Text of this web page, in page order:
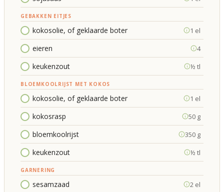
GEBAKKEN EITJES
kokosolie, of geklaarde boter 1 el
eieren 4
keukenzout ½ tl
BLOEMKOOLRIJST MET KOKOS
kokosolie, of geklaarde boter 1 el
kokosrasp 50 g
bloemkoolrijst 350 g
keukenzout ½ tl
GARNERING
sesamzaad 2 el